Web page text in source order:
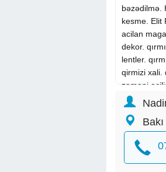
bəzədilmə.
kesme. Elit
acilan
dekor.
lentler.
qirmizi xali.
zamani
sütun. lent
tədbir.
açılası
bezedilme.